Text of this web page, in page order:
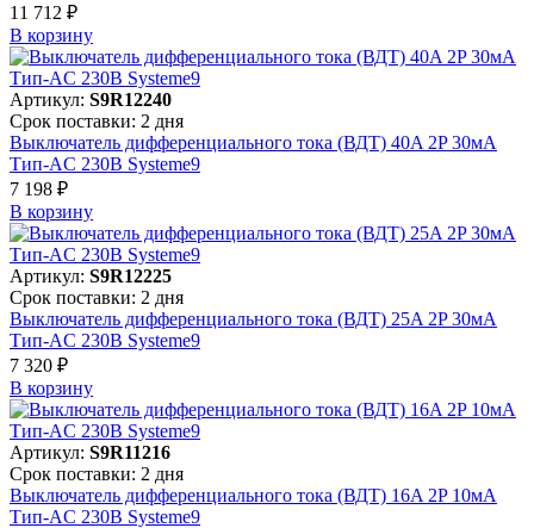
11 712 ₽
В корзинy
Артикул: S9R12240
Срок поставки: 2 дня
Выключатель дифференциального тока (ВДТ) 40A 2P 30мА
Тип-AC 230В Systeme9
7 198 ₽
В корзинy
Артикул: S9R12225
Срок поставки: 2 дня
Выключатель дифференциального тока (ВДТ) 25A 2P 30мА
Тип-AC 230В Systeme9
7 320 ₽
В корзинy
Артикул: S9R11216
Срок поставки: 2 дня
Выключатель дифференциального тока (ВДТ) 16A 2P 10мА
Тип-AC 230В Systeme9